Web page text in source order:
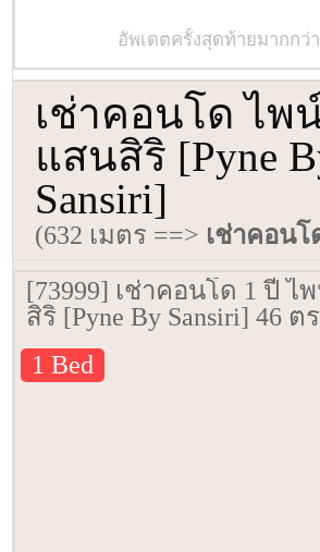
อัพเดตครั้งสุดท้ายมากกว่
เช่าคอนโด ไพ
แสนสิริ [Pyne
Sansiri]
(632 เมตร ==> เช่าคอน
[73999] เช่าคอนโด 1 ปี ไ
สิริ [Pyne By Sansiri] 46 ต
1 Bed